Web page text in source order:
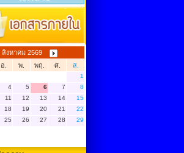
สิงหาคม 2569
อ. พ. พฤ. ศ. ส.
1
4 5 6 7
8
11 12 13 14
15
18 19 20 21
22
25 26 27 28
29